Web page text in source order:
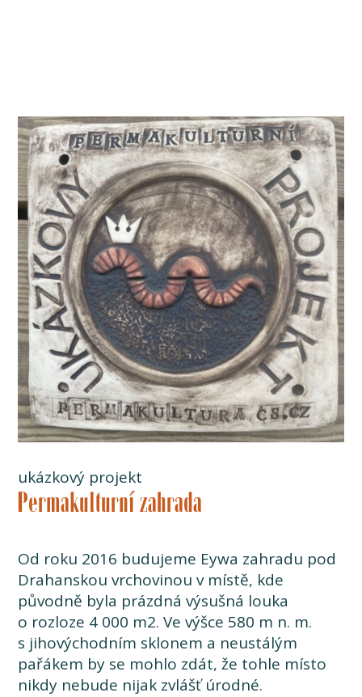
ukázkový projekt
Permakulturní zahrada
Od roku 2016 budujeme Eywa zahradu pod
Drahanskou vrchovinou v místě, kde
původně byla prázdná výsušná louka
o rozloze 4 000 m2. Ve výšce 580 m n. m.
s jihovýchodním sklonem a neustálým
pařákem by se mohlo zdát, že tohle místo
nikdy nebude nijak zvlášť úrodné.